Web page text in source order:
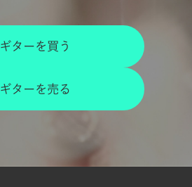
ギターを買う
ギターを売る